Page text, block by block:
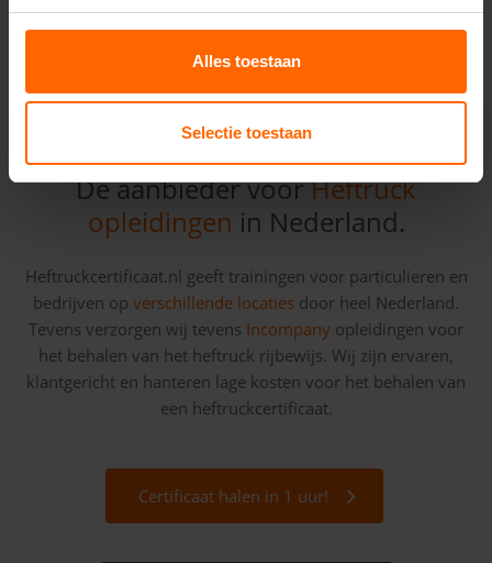
Alles toestaan
Selectie toestaan
Meer Informatie
Dé aanbieder voorHeftruck
opleidingen in Nederland.
Heftruckcertificaat.nl geeft trainingen voor particulieren en
bedrijven op verschillende locaties door heel Nederland.
Tevens verzorgen wij tevens Incompany opleidingen voor
het behalen van het heftruck rijbewijs. Wij zijn ervaren,
klantgericht en hanteren lage kosten voor het behalen van
een heftruckcertificaat.
Certificaat halen in 1 uur!